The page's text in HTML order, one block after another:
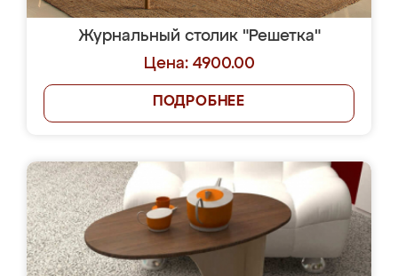
Журнальный столик "Решетка"
Цена: 4900.00
ПОДРОБНЕЕ